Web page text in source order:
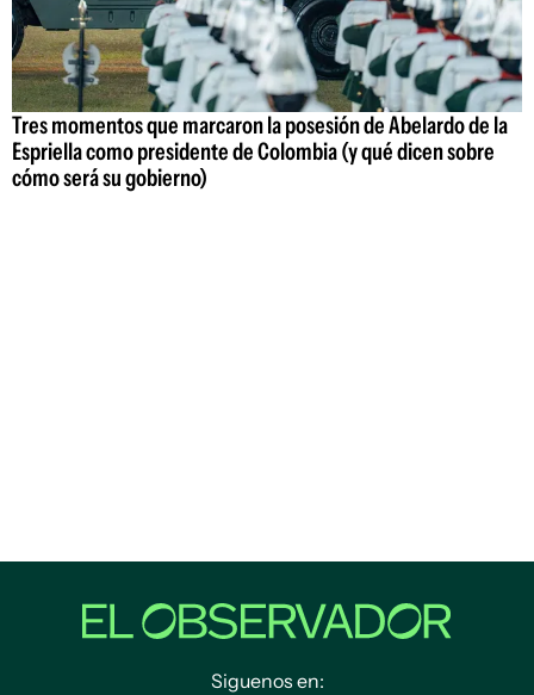
Tres momentos que marcaron la posesión de Abelardo de la
Espriella como presidente de Colombia (y qué dicen sobre
cómo será su gobierno)
Siguenos en: